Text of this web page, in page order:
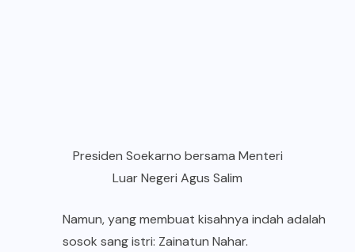
Presiden Soekarno bersama Menteri
Luar Negeri Agus Salim
Namun, yang membuat kisahnya indah adalah
sosok sang istri: Zainatun Nahar.